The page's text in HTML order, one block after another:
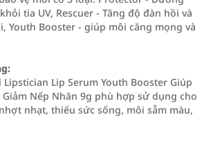
tia UV, Rescuer - Tăng độ đàn hồi và
Youth Booster - giúp môi căng mọng và
Lip Serum Youth Booster Giúp
Nếp Nhăn 9g phù hợp sử dụng cho
nhạt, thiếu sức sống, môi sẫm màu,